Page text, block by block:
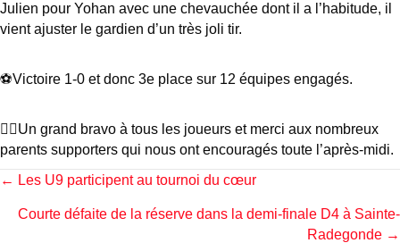
Julien pour Yohan avec une chevauchée dont il a l’habitude, il
vient ajuster le gardien d’un très joli tir.
⚽️Victoire 1-0 et donc 3e place sur 12 équipes engagés.
👍🏻Un grand bravo à tous les joueurs et merci aux nombreux
parents supporters qui nous ont encouragés toute l’après-midi.
Posts
navigation
← Les U9 participent au tournoi du cœur
Courte défaite de la réserve dans la demi-finale D4 à Sainte-
Radegonde →